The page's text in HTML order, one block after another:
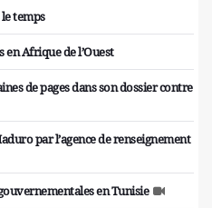
temps
Afrique de l’Ouest
de pages dans son dossier contre
par l’agence de renseignement
en Tunisie